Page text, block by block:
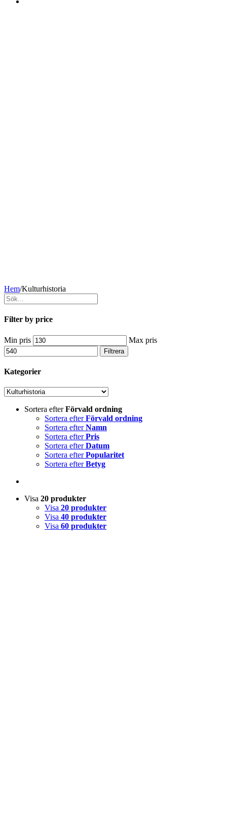
Hem/Kulturhistoria
Filter by price
Min pris Max pris
Filtrera
Kategorier
Sortera efterFörvald ordning
Sortera efterFörvald ordning
Sortera efterNamn
Sortera efterPris
Sortera efterDatum
Sortera efterPopularitet
Sortera efterBetyg
Visa 20 produkter
Visa 20 produkter
Visa 40 produkter
Visa 60 produkter